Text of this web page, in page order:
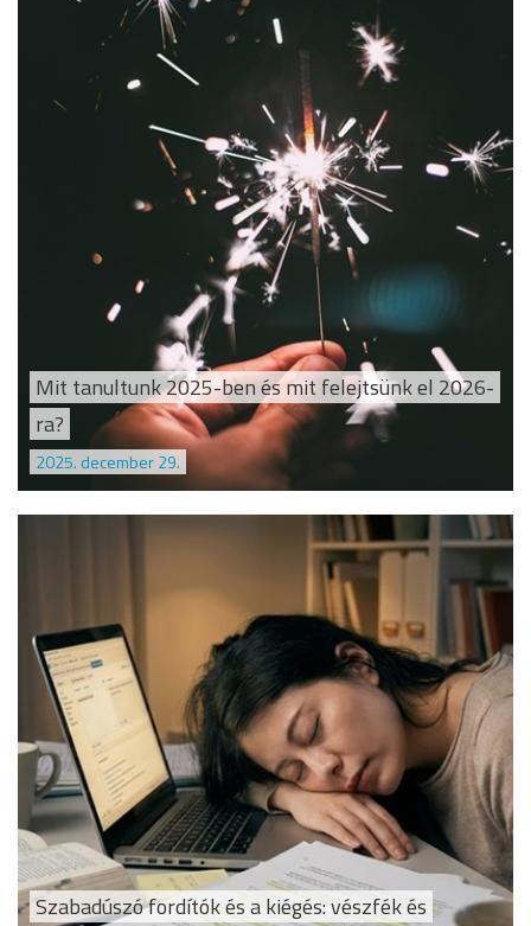
Mit tanultunk 2025-ben és mit felejtsünk el 2026-
ra?
2025. december 29.
Szabadúszó fordítók és a kiégés: vészfék és